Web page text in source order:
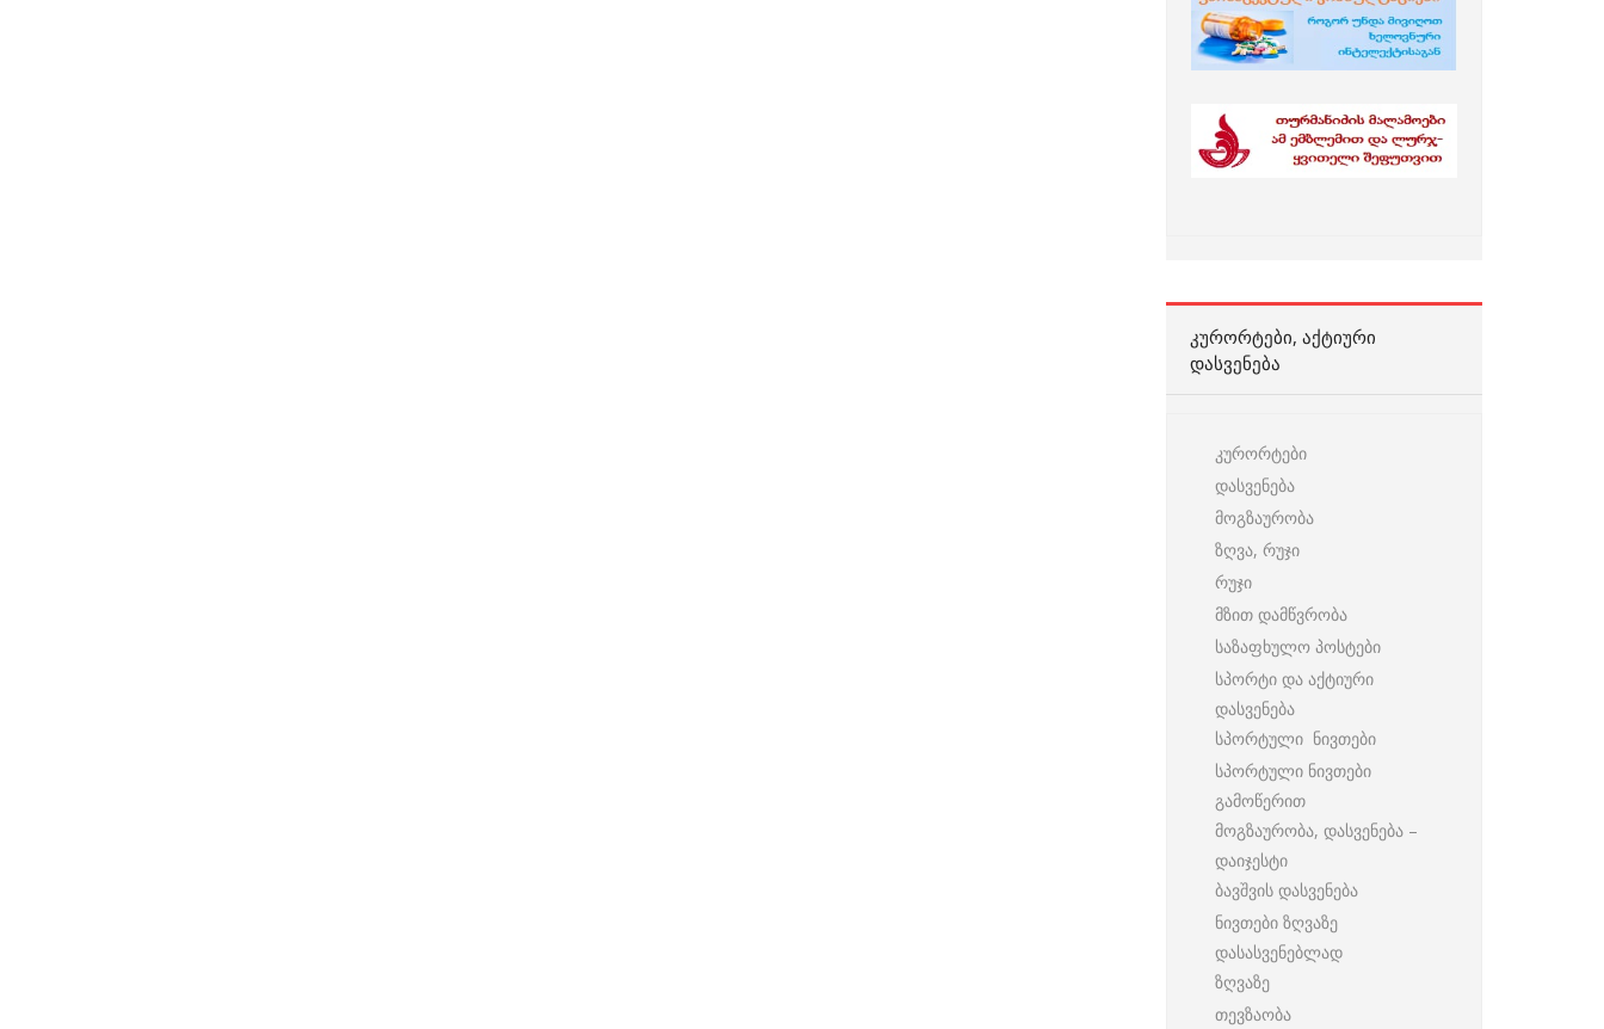
ᲙᲣᲠᲝᲠᲢᲔᲑᲘ, ᲐᲥᲢᲘᲣᲠᲘ
ᲓᲐᲡᲕᲔᲜᲔᲑᲐ
კურორტები
დასვენება
მოგზაურობა
ზღვა, რუჯი
რუჯი
მზით დამწვრობა
საზაფხულო პოსტები
სპორტი და აქტიური
დასვენება
სპორტული ნივთები
სპორტული ნივთები
გამოწერით
მოგზაურობა, დასვენება –
დაიჯესტი
ბავშვის დასვენება
ნივთები ზღვაზე
დასასვენებლად
ზღვაზე
თევზაობა